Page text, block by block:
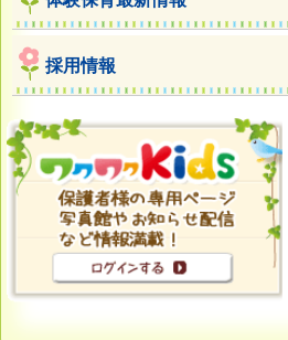
採用情報